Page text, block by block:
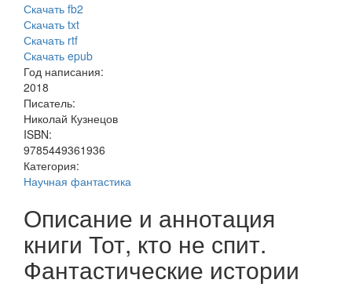
Скачать fb2
Скачать txt
Скачать rtf
Скачать epub
Год написания:
2018
Писатель:
Николай Кузнецов
ISBN:
9785449361936
Категория:
Научная фантастика
Описание и аннотация
книги Тот, кто не спит.
Фантастические истории